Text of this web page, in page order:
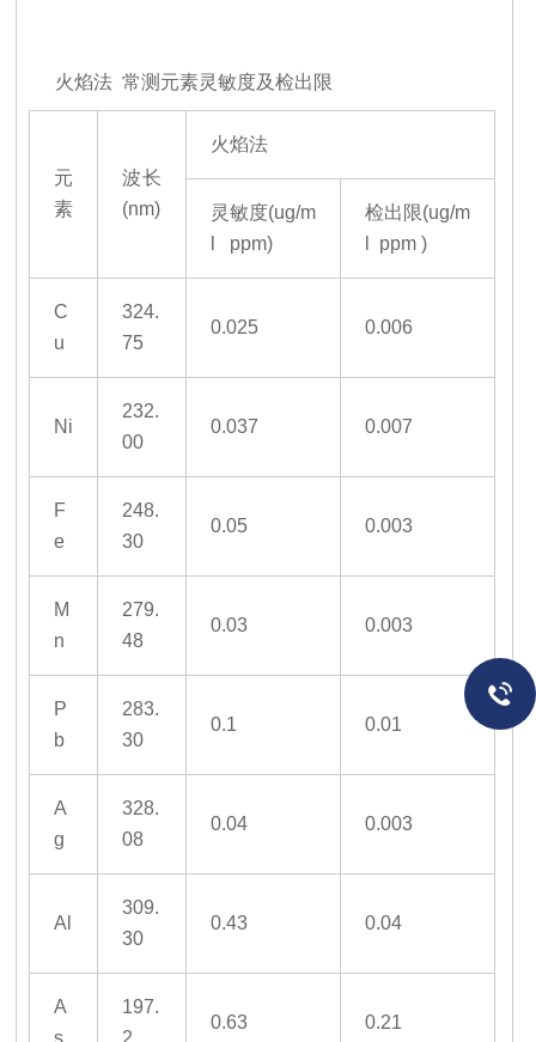
火焰法 常测元素灵敏度及检出限
元
素
波长
(nm)
火焰法
灵敏度(ug/m
l ppm)
检出限(ug/m
l ppm )
C
u
324.
75
0.025 0.006
Ni
232.
00
0.037 0.007
F
e
248.
30
0.05 0.003
M
n
279.
48
0.03 0.003
P
b
283.
30
0.1 0.01
A
g
328.
08
0.04 0.003
Al
309.
30
0.43 0.04
A
s
197.
2
0.63 0.21